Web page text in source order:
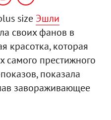
size Эшли
своих фанов в
красотка, которая
самого престижного
показала
завораживающее